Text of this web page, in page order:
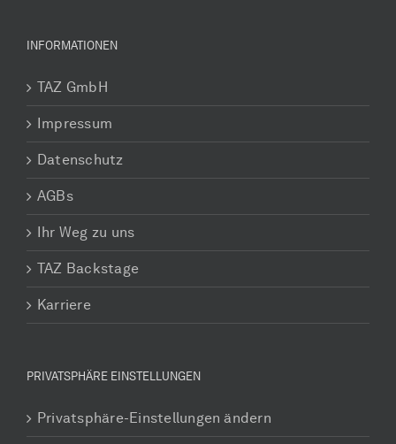
INFORMATIONEN
TAZ GmbH
Impressum
Datenschutz
AGBs
Ihr Weg zu uns
TAZ Backstage
Karriere
PRIVATSPHÄRE EINSTELLUNGEN
Privatsphäre-Einstellungen ändern